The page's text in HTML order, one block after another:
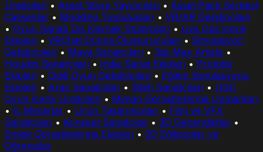
Üreticileri • Asset Store Yayıncıları • Asset Pack Serbest
Çalışanlar • Modding Toplulukları • VR/AR Geliştiricileri
• Oyun Sanatı Dış Kaynak Stüdyoları • Live Ops İçerik
Ekipleri • VRChat Dünya Oluşturucuları • Simülasyon
Geliştiricileri • Maya Sanatçıları • 3ds Max Artists •
Houdini Sanatçıları • Indie Sanat Ekipleri • Prototip
Ekipleri • Ciddi Oyun Geliştiricileri • Eğitim Simülasyonu
Ekipleri • Araç Sanatçıları • Silah Sanatçıları • UGC
Oyun İçerik Üreticileri • Mimari Görselleştirme Uzmanları
• İç Mimarlar • Ürün Tasarımcıları • Film ve VFX
Sanatçıları • Konsept Sanatçılar • 3D Generalistler •
Emlak Görselleştirme Ekipleri • 3D Eğitimciler ve
Öğrenciler